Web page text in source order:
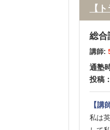
てし
【サ
中間
担当
た。
【
総合
講師:
通塾
投稿
【講
私は